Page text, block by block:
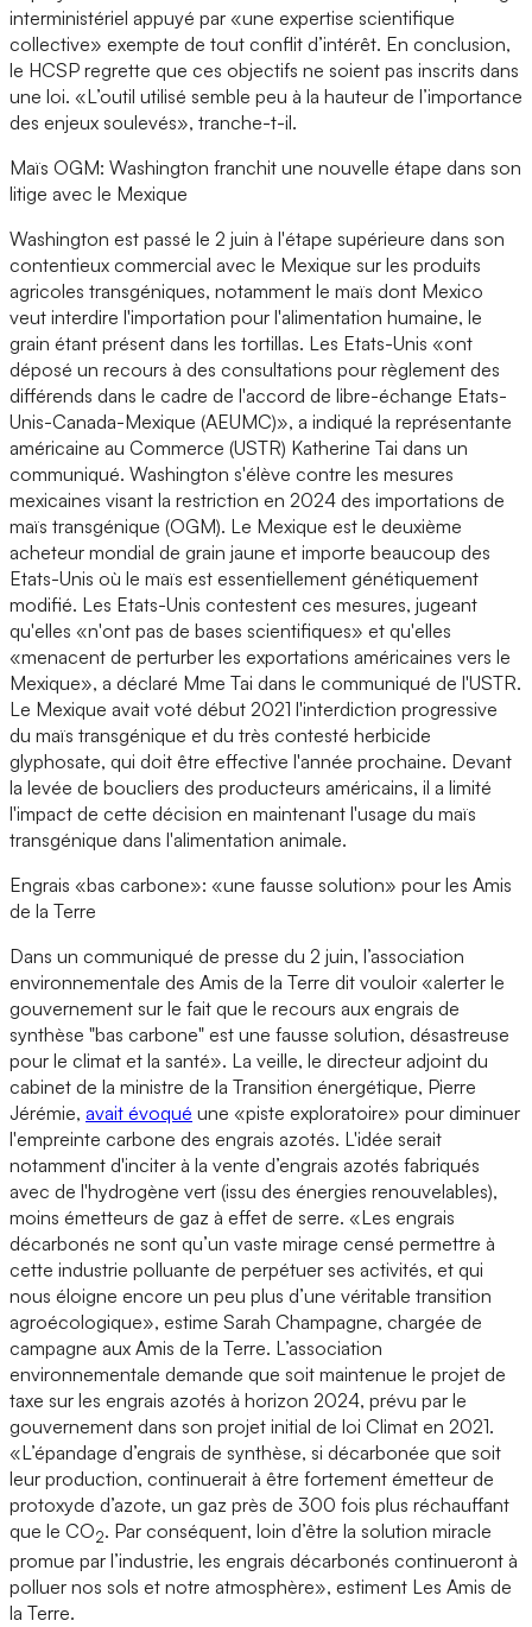
interministériel appuyé par «une expertise scientifique
collective» exempte de tout conflit d’intérêt. En conclusion,
le HCSP regrette que ces objectifs ne soient pas inscrits dans
une loi. «L’outil utilisé semble peu à la hauteur de l’importance
des enjeux soulevés», tranche-t-il.
Maïs OGM: Washington franchit une nouvelle étape dans son
litige avec le Mexique
Washington est passé le 2 juin à l'étape supérieure dans son
contentieux commercial avec le Mexique sur les produits
agricoles transgéniques, notamment le maïs dont Mexico
veut interdire l'importation pour l'alimentation humaine, le
grain étant présent dans les tortillas. Les Etats-Unis «ont
déposé un recours à des consultations pour règlement des
différends dans le cadre de l'accord de libre-échange Etats-
Unis-Canada-Mexique (AEUMC)», a indiqué la représentante
américaine au Commerce (USTR) Katherine Tai dans un
communiqué. Washington s'élève contre les mesures
mexicaines visant la restriction en 2024 des importations de
maïs transgénique (OGM). Le Mexique est le deuxième
acheteur mondial de grain jaune et importe beaucoup des
Etats-Unis où le maïs est essentiellement génétiquement
modifié. Les Etats-Unis contestent ces mesures, jugeant
qu'elles «n'ont pas de bases scientifiques» et qu'elles
«menacent de perturber les exportations américaines vers le
Mexique», a déclaré Mme Tai dans le communiqué de l'USTR.
Le Mexique avait voté début 2021 l'interdiction progressive
du maïs transgénique et du très contesté herbicide
glyphosate, qui doit être effective l'année prochaine. Devant
la levée de boucliers des producteurs américains, il a limité
l'impact de cette décision en maintenant l'usage du maïs
transgénique dans l'alimentation animale.
Engrais «bas carbone»: «une fausse solution» pour les Amis
de la Terre
Dans un communiqué de presse du 2 juin, l’association
environnementale des Amis de la Terre dit vouloir «alerter le
gouvernement sur le fait que le recours aux engrais de
synthèse "bas carbone" est une fausse solution, désastreuse
pour le climat et la santé». La veille, le directeur adjoint du
cabinet de la ministre de la Transition énergétique, Pierre
Jérémie, avait évoqué une «piste exploratoire» pour diminuer
l'empreinte carbone des engrais azotés. L'idée serait
notamment d'inciter à la vente d’engrais azotés fabriqués
avec de l'hydrogène vert (issu des énergies renouvelables),
moins émetteurs de gaz à effet de serre. «Les engrais
décarbonés ne sont qu’un vaste mirage censé permettre à
cette industrie polluante de perpétuer ses activités, et qui
nous éloigne encore un peu plus d’une véritable transition
agroécologique», estime Sarah Champagne, chargée de
campagne aux Amis de la Terre. L’association
environnementale demande que soit maintenue le projet de
taxe sur les engrais azotés à horizon 2024, prévu par le
gouvernement dans son projet initial de loi Climat en 2021.
«L’épandage d’engrais de synthèse, si décarbonée que soit
leur production, continuerait à être fortement émetteur de
protoxyde d’azote, un gaz près de 300 fois plus réchauffant
que le CO2. Par conséquent, loin d’être la solution miracle
promue par l’industrie, les engrais décarbonés continueront à
polluer nos sols et notre atmosphère», estiment Les Amis de
la Terre.